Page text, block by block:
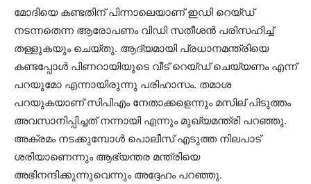
മോദിയെ കണ്ടതിന് പിന്നാലെയാണ് ഇഡി റെയ്ഡ്
നടന്നതെന്ന ആരോപണം വിഡി സതീശൻ പരിസഹിച്ച്
തള്ളുകയും ചെയ്തു. ആദ്യമായി പ്രധാനമന്ത്രിയെ
കണ്ടപ്പോൾ പിണറായിയുടെ വീട് റെയ്ഡ് ചെയ്യണം എന്ന്
പറയുമോ എന്നായിരുന്നു പരിഹാസം. തമാശ
പറയുകയാണ് സിപിഎം നേതാക്കളെന്നും മസില് പിടുത്തം
അവസാനിപ്പിച്ചത് നന്നായി എന്നും മുഖ്യമന്ത്രി പറഞ്ഞു.
അക്രമം നടക്കുമ്പോൾ പൊലീസ് എടുത്ത നിലപാട്
ശരിയാണെന്നും ആഭ്യന്തര മന്ത്രിയെ
അഭിനന്ദിക്കുന്നുവെന്നും അദ്ദേഹം പറഞ്ഞു.